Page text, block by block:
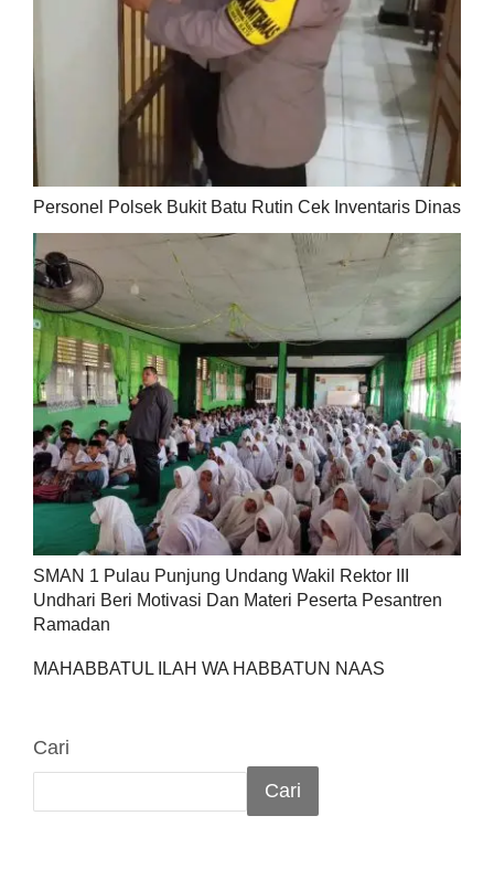
Personel Polsek Bukit Batu Rutin Cek Inventaris Dinas
SMAN 1 Pulau Punjung Undang Wakil Rektor III
Undhari Beri Motivasi Dan Materi Peserta Pesantren
Ramadan
MAHABBATUL ILAH WA HABBATUN NAAS
Cari
Cari